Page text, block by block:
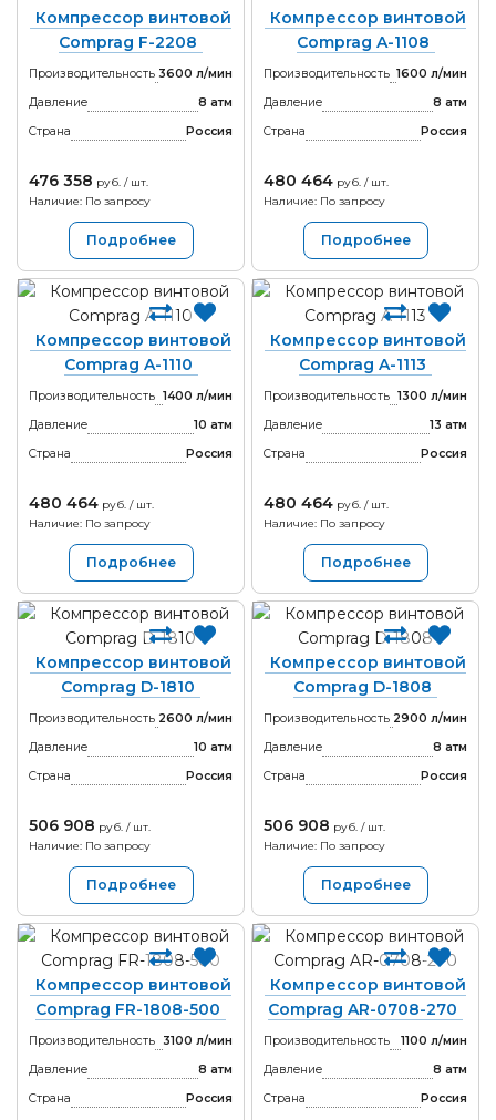
Компрессор винтовой
Comprag F-2208
Производительность 3600 л/мин
Давление
8 атм
Страна
Россия
476 358 руб. / шт.
Наличие: По запросу
Подробнее
Компрессор винтовой
Comprag A-1108
Производительность 1600 л/мин
Давление
8 атм
Страна
Россия
480 464 руб. / шт.
Наличие: По запросу
Подробнее
Компрессор винтовой
Comprag A-1110
Производительность 1400 л/мин
Давление
10 атм
Страна
Россия
480 464 руб. / шт.
Наличие: По запросу
Подробнее
Компрессор винтовой
Comprag A-1113
Производительность 1300 л/мин
Давление
13 атм
Страна
Россия
480 464 руб. / шт.
Наличие: По запросу
Подробнее
Компрессор винтовой
Comprag D-1810
Производительность 2600 л/мин
Давление
10 атм
Страна
Россия
506 908 руб. / шт.
Наличие: По запросу
Подробнее
Компрессор винтовой
Comprag D-1808
Производительность 2900 л/мин
Давление
8 атм
Страна
Россия
506 908 руб. / шт.
Наличие: По запросу
Подробнее
Компрессор винтовой
Comprag FR-1808-500
Производительность
3100 л/мин
Давление
8 атм
Страна
Россия
Компрессор винтовой
Comprag AR-0708-270
Производительность
1100 л/мин
Давление
8 атм
Страна
Россия